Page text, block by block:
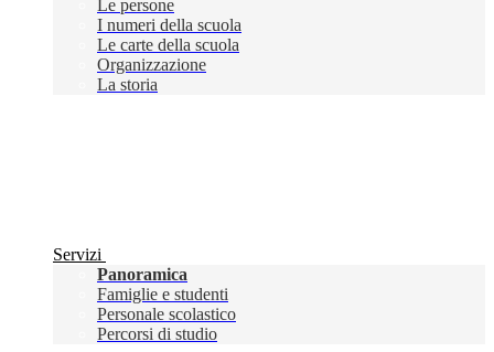
Le persone
I numeri della scuola
Le carte della scuola
Organizzazione
La storia
Servizi
Panoramica
Famiglie e studenti
Personale scolastico
Percorsi di studio